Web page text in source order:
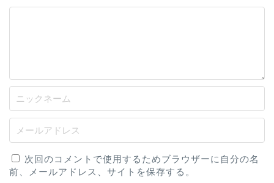
次回のコメントで使用するためブラウザーに自分の名
前、メールアドレス、サイトを保存する。